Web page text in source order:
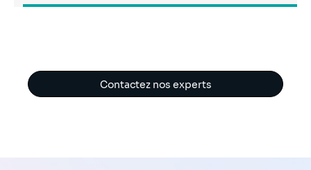
Contactez nos experts